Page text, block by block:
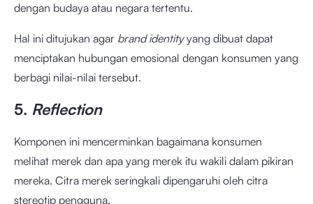
dengan budaya atau negara tertentu.
Hal ini ditujukan agar brand identityyang dibuat dapat
menciptakan hubungan emosional dengan konsumen yang
berbagi nilai-nilai tersebut.
5. Reflection
Komponen ini mencerminkan bagaimana konsumen
melihat merek dan apa yang merek itu wakili dalam pikiran
mereka. Citra merek seringkali dipengaruhi oleh citra
stereotip pengguna.